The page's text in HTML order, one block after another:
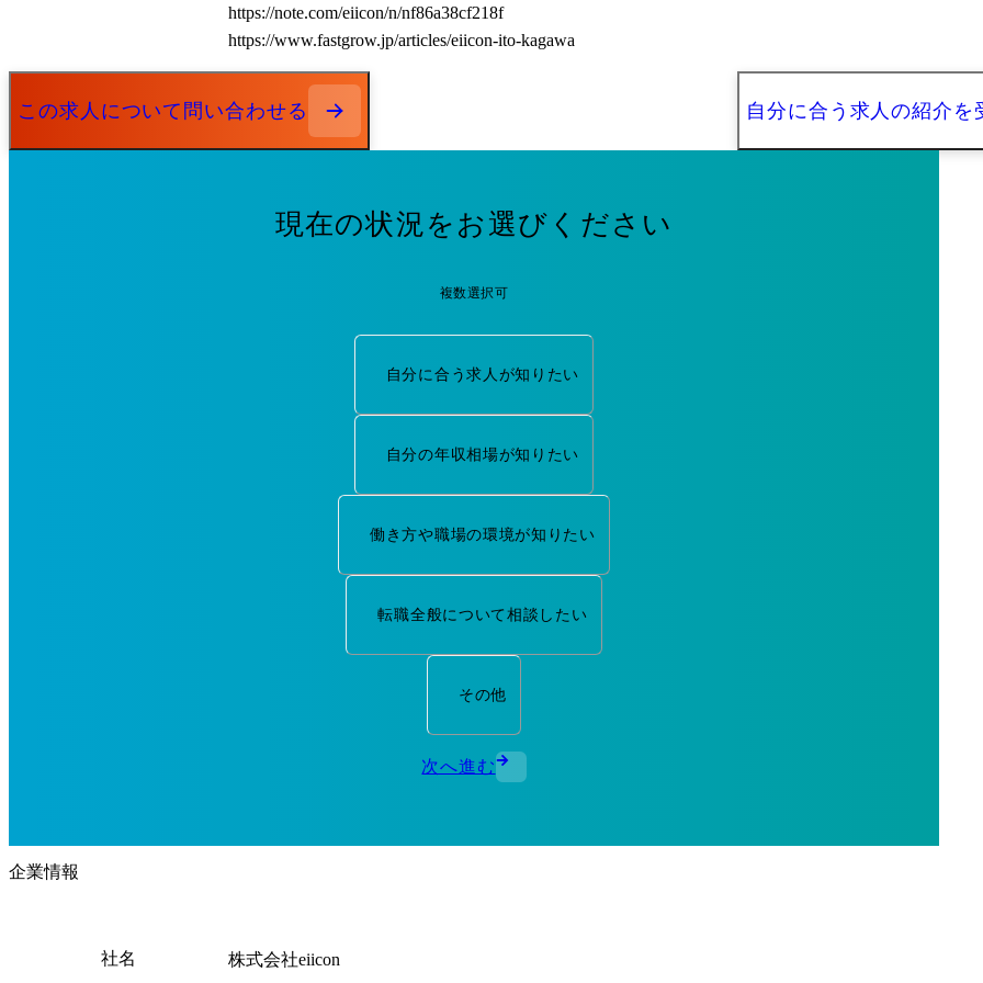
https://note.com/eiicon/n/nf86a38cf218f
https://www.fastgrow.jp/articles/eiicon-ito-kagawa
この求人について問い合わせる 自分に合う求人の紹介を
現在の状況をお選びください
複数選択可
自分に合う求人が知りたい
自分の年収相場が知りたい
働き方や職場の環境が知りたい
転職全般について相談したい
その他
次へ進む
企業情報
社名 株式会社eiicon